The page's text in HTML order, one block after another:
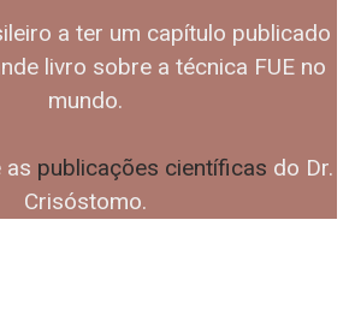
a ter um capítulo publicado
livro sobre a técnica FUE no
mundo.
as publicações científicas do Dr.
Crisóstomo.